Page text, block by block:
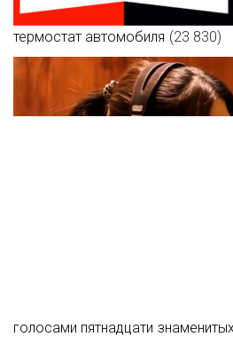
термостат автомобиля (23 830)
голосами пятнадцати